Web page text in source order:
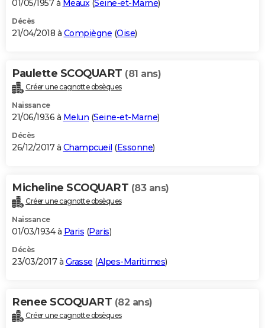
01/05/1957 à Meaux(Seine-et-Marne)
Décès
21/04/2018 à Compiègne (Oise)
Paulette SCOQUART (81 ans)
Créer une cagnotte obsèques
Naissance
21/06/1936 à Melun (Seine-et-Marne)
Décès
26/12/2017 à Champcueil (Essonne)
Micheline SCOQUART (83 ans)
Créer une cagnotte obsèques
Naissance
01/03/1934 à Paris (Paris)
Décès
23/03/2017 à Grasse (Alpes-Maritimes)
Renee SCOQUART (82 ans)
Créer une cagnotte obsèques